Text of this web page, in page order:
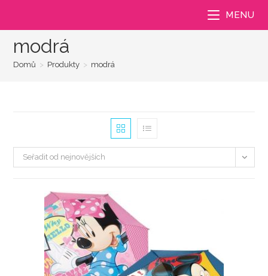
MENU
modrá
Domů > Produkty > modrá
Seřadit od nejnovějších